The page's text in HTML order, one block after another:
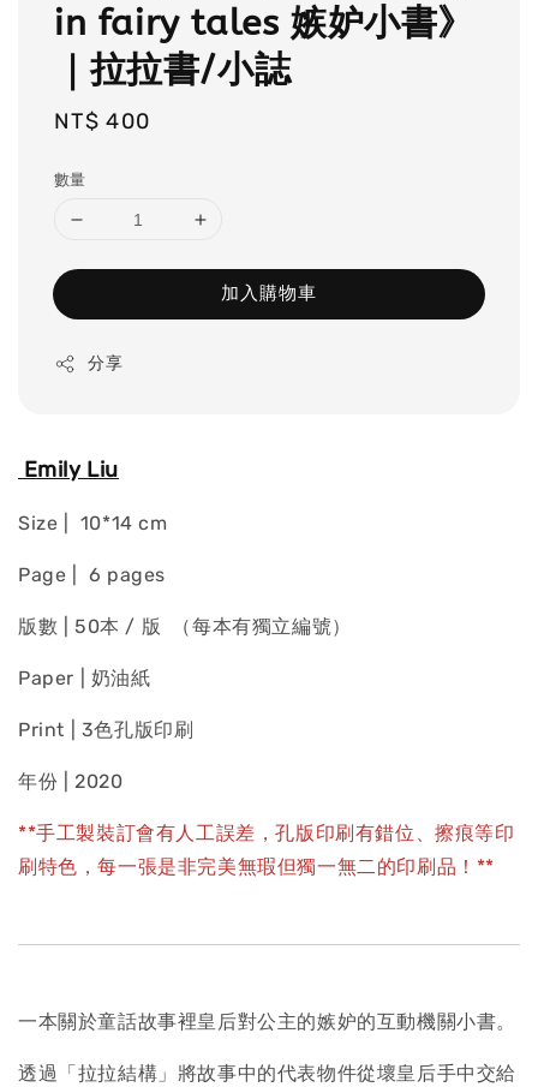
in fairy tales 嫉妒小書》
｜拉拉書/小誌
Regular
NT$ 400
數量
加入購物車
分享
Emily Liu
Size | 10*14 cm
Page | 6 pages
版數 | 50本 / 版 （每本有獨立編號）
Paper | 奶油紙
Print | 3色孔版印刷
年份 | 2020
**手工製裝訂會有人工誤差，孔版印刷有錯位、擦痕等印
刷特色，每一張是非完美無瑕但獨一無二的印刷品！**
一本關於童話故事裡皇后對公主的嫉妒的互動機關小書。
透過「拉拉結構」將故事中的代表物件從壞皇后手中交給